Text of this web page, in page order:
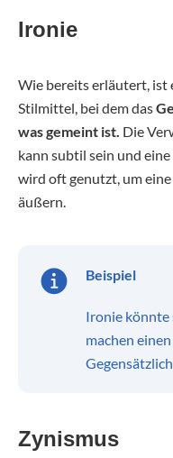
Ironie
Wie bereits erläutert, ist
Stilmittel, bei dem das
was gemeint ist. Die
kann subtil sein und
wird oft genutzt, um
äußern.
Beispiel
Ironie könnte
machen
Zynismus